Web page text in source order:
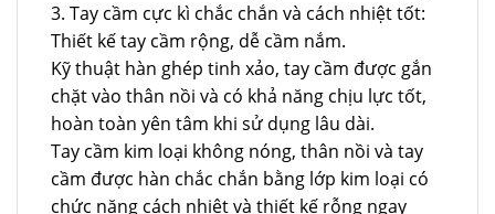
3. Tay cầm cực kì chắc chắn và cách nhiệt tốt:
Thiết kế tay cầm rộng, dễ cầm nắm.
Kỹ thuật hàn ghép tinh xảo, tay cầm được gắn
chặt vào thân nồi và có khả năng chịu lực tốt,
hoàn toàn yên tâm khi sử dụng lâu dài.
Tay cầm kim loại không nóng, thân nồi và tay
cầm được hàn chắc chắn bằng lớp kim loại có
chức năng cách nhiệt và thiết kế rỗng ngay